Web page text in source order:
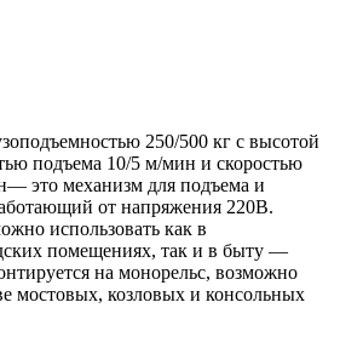
250/500 кг с высотой
подъема 10/5 м/мин и скоростью
это механизм для подъема и
от напряжения 220В.
использовать как в
помещениях, так и в быту —
на монорельс, возможно
мостовых, козловых и консольных